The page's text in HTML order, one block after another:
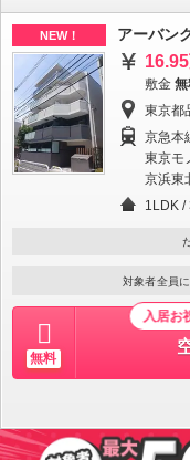
NEW！ アーバン
敷金
東京都
京急本
東京モ
京浜東
1LDK /
対象者全員に
無料
入居お